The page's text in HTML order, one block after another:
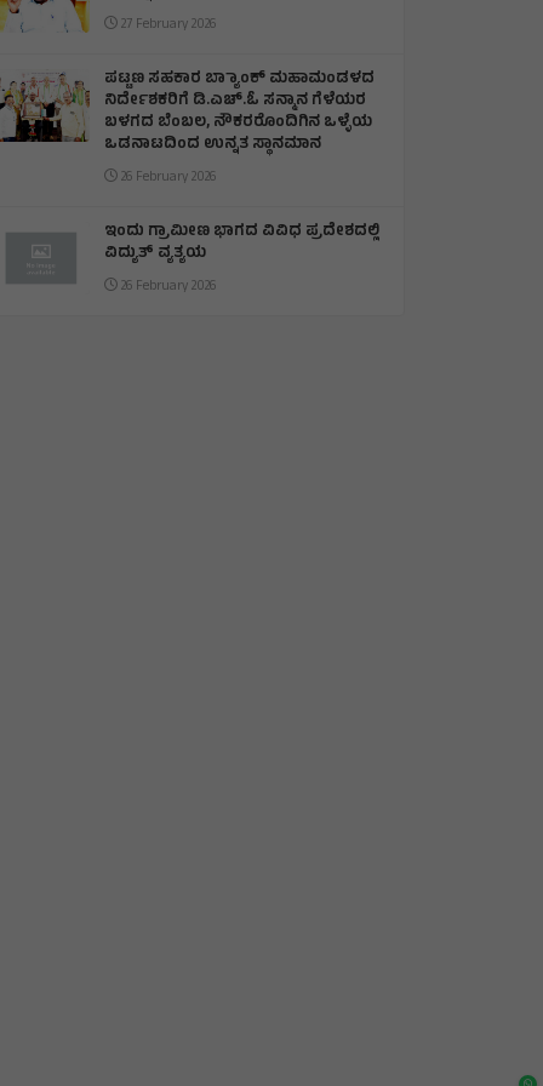
27 February 2026
ಪಟ್ಟಣ ಸಹಕಾರ ಬ್ಯಾಾಂಕ್ ಮಹಾಮಂಡಳದ
ನಿರ್ದೇಶಕರಿಗೆ ಡಿ.ಎಚ್.ಓ ಸನ್ಮಾನ ಗೆಳೆಯರ
ಬಳಗದ ಬೆಂಬಲ, ನೌಕರರೊಂದಿಗಿನ ಒಳ್ಳೆಯ
ಒಡನಾಟದಿಂದ ಉನ್ನತ ಸ್ಥಾನಮಾನ
26 February 2026
ಇಂದು ಗ್ರಾಮೀಣ ಭಾಗದ ವಿವಿಧ ಪ್ರದೇಶದಲ್ಲಿ
ವಿದ್ಯುತ್ ವ್ಯತ್ಯಯ
26 February 2026